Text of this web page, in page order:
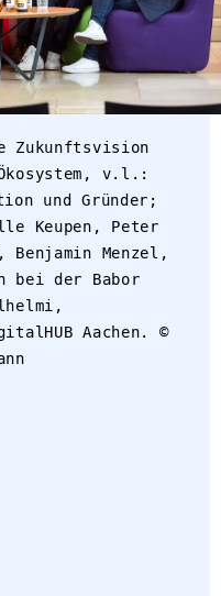
Zukunftsvision
v.l.:
und Gründer;
Keupen, Peter
Menzel,
bei der Babor
Aachen. ©